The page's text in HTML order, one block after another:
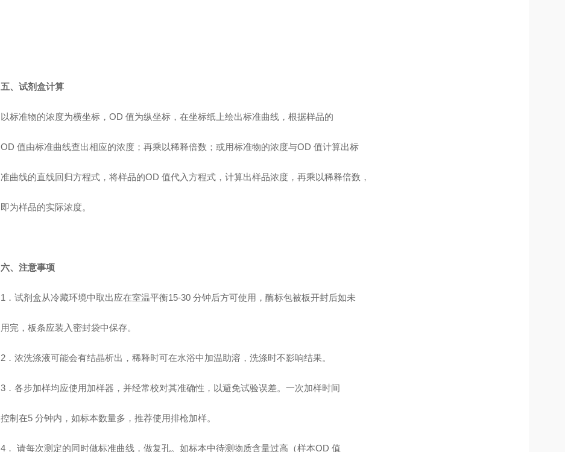
五、试剂盒计算
以标准物的浓度为横坐标，OD 值为纵坐标，在坐标纸上绘出标准曲线，根据样品的
OD 值由标准曲线查出相应的浓度；再乘以稀释倍数；或用标准物的浓度与OD 值计算出标
准曲线的直线回归方程式，将样品的OD 值代入方程式，计算出样品浓度，再乘以稀释倍数，
即为样品的实际浓度。
六、注意事项
1 ．试剂盒从冷藏环境中取出应在室温平衡15-30 分钟后方可使用，酶标包被板开封后如未
用完，板条应装入密封袋中保存。
2．浓洗涤液可能会有结晶析出，稀释时可在水浴中加温助溶，洗涤时不影响结果。
3．各步加样均应使用加样器，并经常校对其准确性，以避免试验误差。一次加样时间
控制在5 分钟内，如标本数量多，推荐使用排枪加样。
4． 请每次测定的同时做标准曲线，做复孔。如标本中待测物质含量过高（样本OD 值